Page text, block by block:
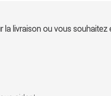
la livraison ou vous souhaitez